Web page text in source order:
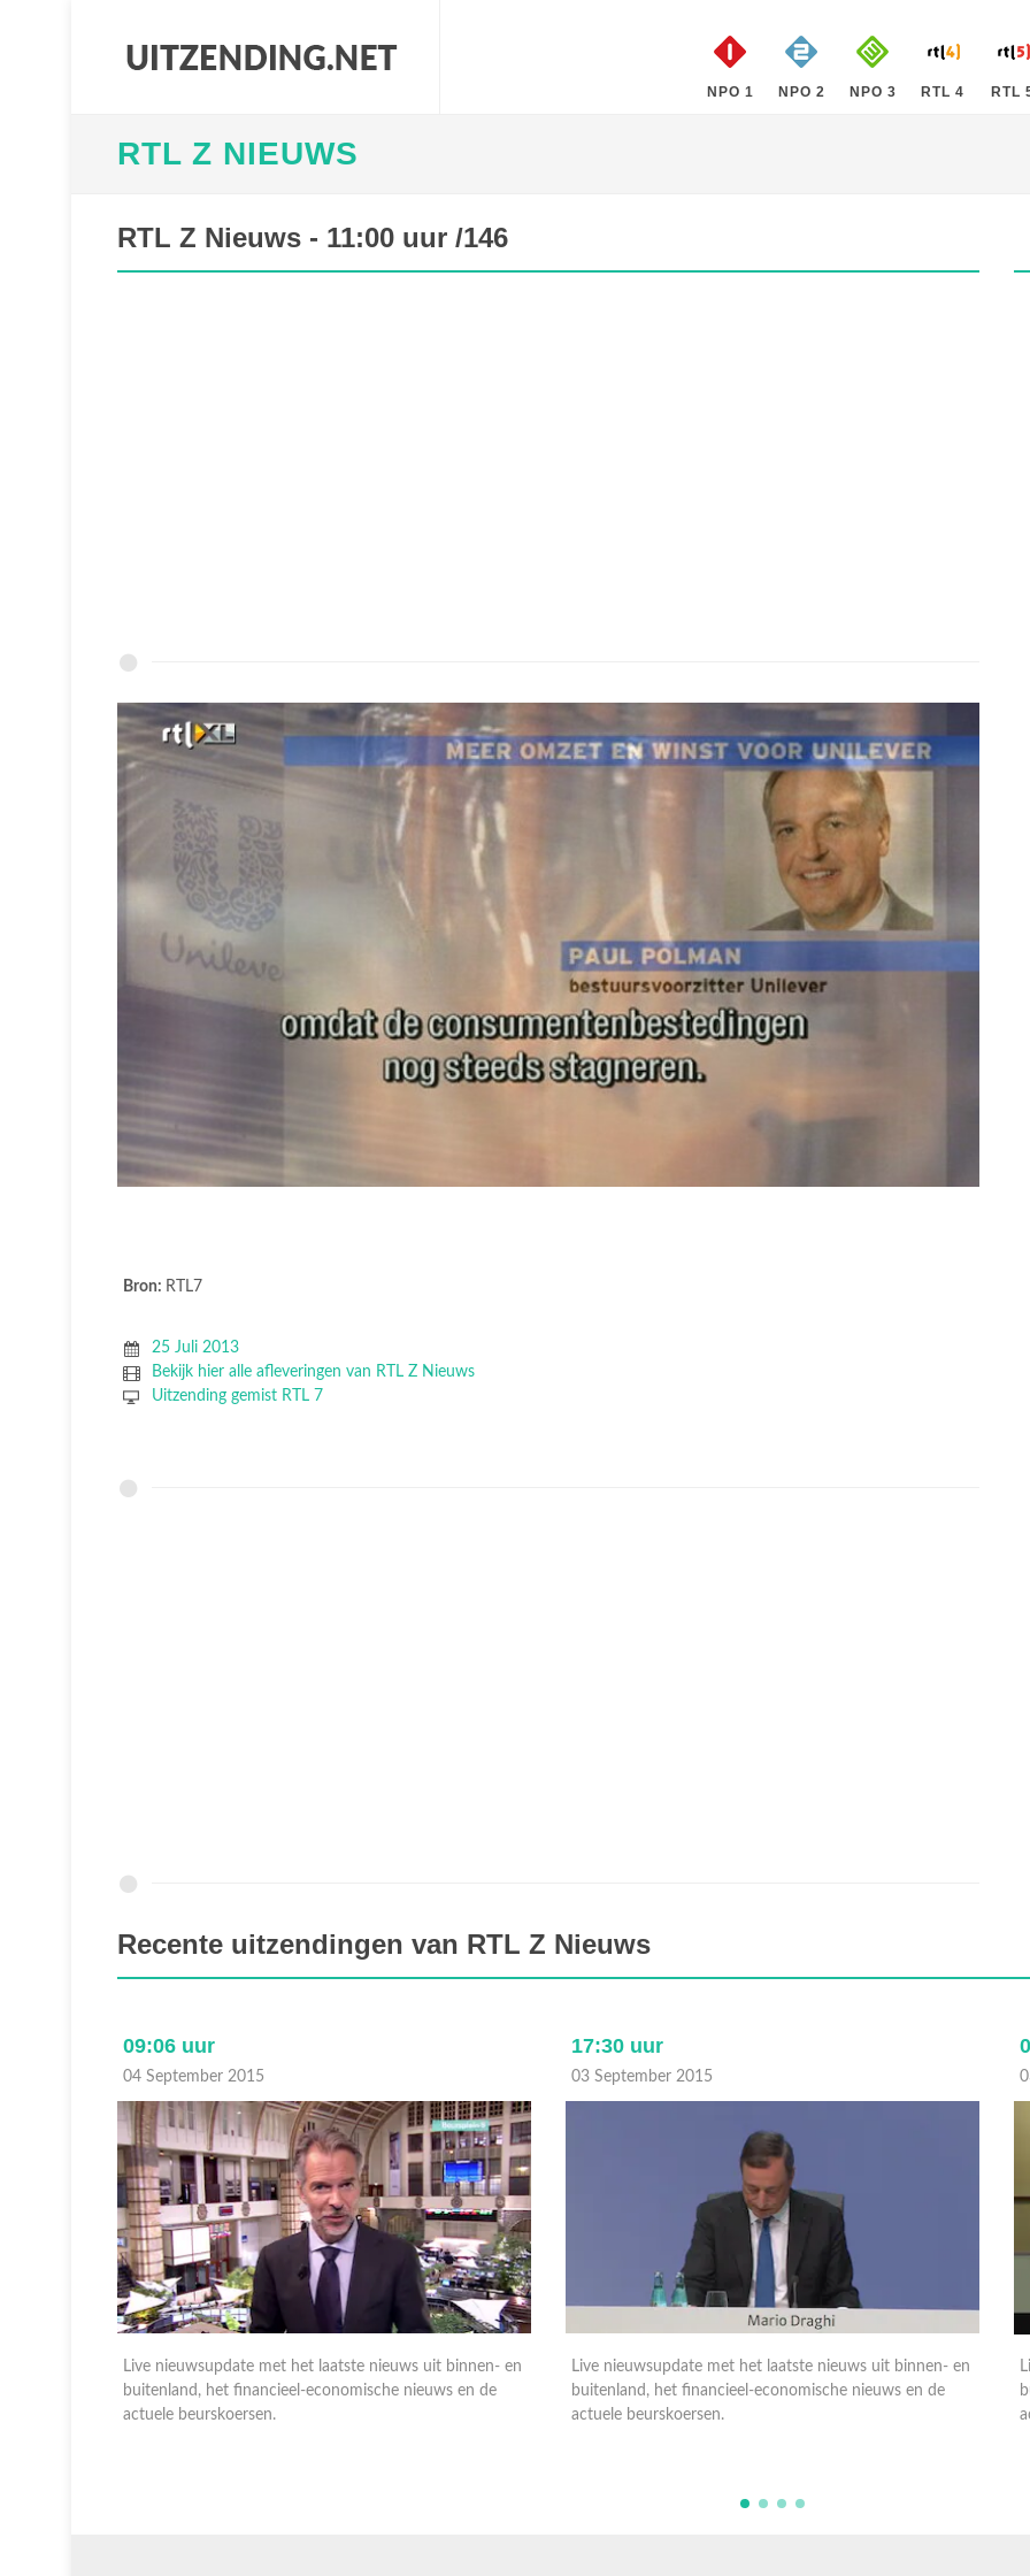
NPO 1 NPO 2 NPO 3 RTL 4 RTL
RTL Z NIEUWS
RTL Z Nieuws - 11:00 uur /146
Bron: RTL7
25 Juli 2013
Bekijk hier alle afleveringen van RTL Z Nieuws
Uitzending gemist RTL 7
Recente uitzendingen van RTL Z Nieuws
09:06 uur
04 September 2015
Live nieuwsupdate met het laatste nieuws uit binnen- en
buitenland, het financieel-economische nieuws en de
actuele beurskoersen.
17:30 uur
03 September 2015
Live nieuwsupdate met het laatste nieuws uit binnen- en
buitenland, het financieel-economische nieuws en de
actuele beurskoersen.